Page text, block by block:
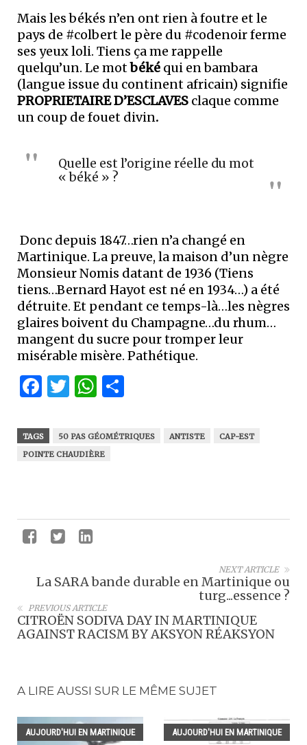
Mais les békés n’en ont rien à foutre et le
pays de #colbert le père du #codenoir ferme
ses yeux loli. Tiens ça me rappelle
quelqu’un. Le motbéké qui en bambara
(langue issue du continent africain) signifie
PROPRIETAIRE D’ESCLAVES claque comme
un coup de fouet divin.
Quelle est l’origine réelle du mot
« béké » ?
Donc depuis 1847…rien n’a changé en
Martinique. La preuve, la maison d’un nègre
Monsieur Nomis datant de 1936 (Tiens
tiens…Bernard Hayot est né en 1934…) a été
détruite. Et pendant ce temps-là…les nègres
glaires boivent du Champagne…du rhum…
mangent du sucre pour tromper leur
misérable misère. Pathétique.
Facebook
Twitter
WhatsApp
TAGS 50 PAS GÉOMÉTRIQUES ANTISTE
CAP-EST
POINTE CHAUDIÈRE
NEXT ARTICLE
La SARA bande durable en Martinique ou
turg...essence ?
PREVIOUS ARTICLE
CITROËN SODIVA DAY IN MARTINIQUE
AGAINST RACISM BY AKSYON RÉAKSYON
A LIRE AUSSI SUR LE MÊME SUJET
AUJOURD'HUI EN MARTINIQUE AUJOURD'HUI EN MARTINIQUE